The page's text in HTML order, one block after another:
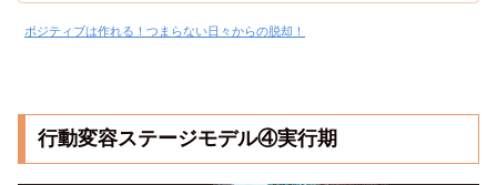
ポジティブは作れる！つまらない日々からの脱却！
行動変容ステージモデル④実行期